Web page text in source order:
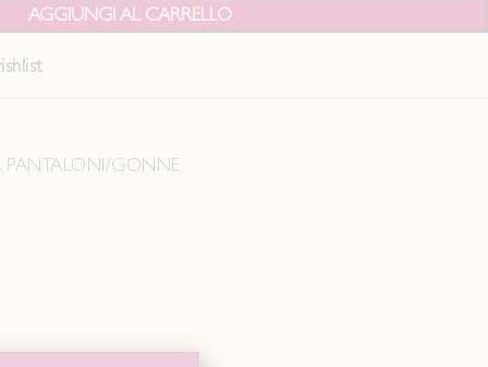
AGGIUNGI AL CARRELLO
, PANTALONI/GONNE